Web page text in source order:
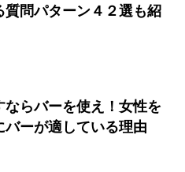
質問パターン４２選も紹
ならバーを使え！女性を
バーが適している理由